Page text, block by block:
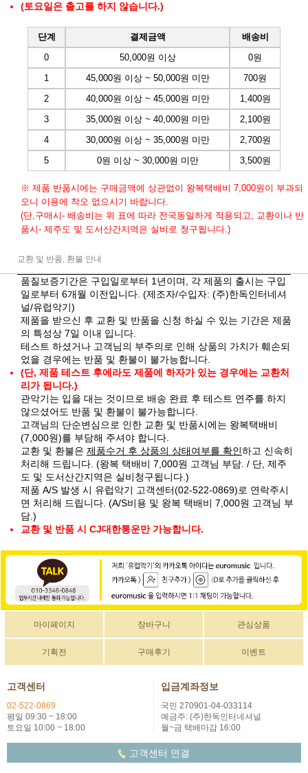
(토요일은 출고를 하지 않습니다.)
단계 결제금액
배송비
0
50,000원 이상
0원
1
45,000원 이상 ~ 50,000원 미만
700원
2
40,000원 이상 ~ 45,000원 미만
1,400원
3
35,000원 이상 ~ 40,000원 미만
2,100원
4
30,000원 이상 ~ 35,000원 미만
2,700원
5
0원 이상 ~ 30,000원 미만 3,500원
※ 제품 반품시에는 구매금액에 상관없이 왕복택배비 7,000원이 부과되
오니 이용에 착오 없으시기 바랍니다.
(단,구매시- 배송비는 위 표에 따라 전국동일하게 적용되고, 교환이나 반
품시- 제주도 및 도서산간지역은 실비로 청구됩니다.)
교환 및 반품, 환불 안내
품질보증기간은 구입일로부터 1년이며, 각 제품의 출시는 구입
일로부터 6개월 이전입니다. (제조자/수입자: (주)한독인터네셔
널/유럽악기)
제품을 받으신 후 교환 및 반품을 신청 하실 수 있는 기간은 제품
의 특성상 7일 이내 입니다.
테스트 하셨거나 고객님의 부주의로 인해 상품의 가치가 훼손되
었을 경우에는 반품 및 환불이 불가능합니다.
(단, 제품 테스트 후에라도 제품에 하자가 있는 경우에는 교환처
리가 됩니다.)
관악기는 입을 대는 것이므로 배송 완료 후 테스트 연주를 하지
않으셨어도 반품 및 환불이 불가능합니다.
고객님의 단순변심으로 인한 교환 및 반품시에는 왕복택배비
(7,000원)를 부담해 주셔야 합니다.
교환 및 환불은 제품수거 후 상품의 상태여부를 확인하고 신속히
처리해 드립니다. (왕복 택배비 7,000원 고객님 부담. / 단, 제주
도 및 도서산간지역은 실비청구됩니다.)
제품 A/S 발생 시 유럽악기 고객센터(02-522-0869)로 연락주시
면 처리해 드립니다. (A/S비용 및 왕복 택배비 7,000원 고객님 부
담.)
교환 및 반품 시 CJ대한통운만 가능합니다.
마이페이지 장바구니 관심상품
기획전 구매후기 이벤트
고객센터
02-522-0869
평일 09:30 ~ 18:00
토요일 10:00 ~ 18:00
입금계좌정보
국민 270901-04-033114
예금주: (주)한독인터네셔널
월~금 택배마감 16:00
고객센터 연결